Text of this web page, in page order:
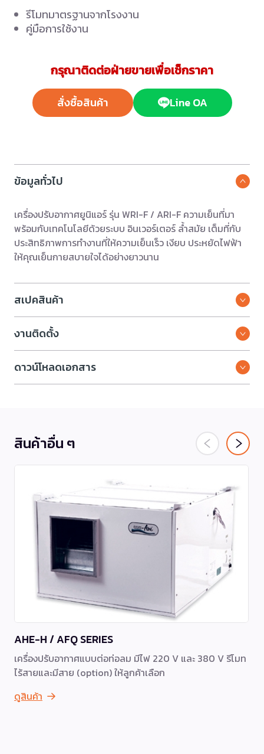
รีโมทมาตรฐานจากโรงงาน
คู่มือการใช้งาน
กรุณาติดต่อฝ่ายขายเพื่อเช็กราคา
สั่งซื้อสินค้า Line OA
ข้อมูลทั่วไป
เครื่องปรับอากาศยูนิแอร์ รุ่น WRI-F / ARI-F ความเย็นที่มา
พร้อมกับเทคโนโลยีด้วยระบบ อินเวอร์เตอร์ ล้ำสมัย เต็มที่กับ
ประสิทธิภาพการทำงานที่ให้ความเย็นเร็ว เงียบ ประหยัดไฟฟ้า
ให้คุณเย็นกายสบายใจได้อย่างยาวนาน
สเปคสินค้า
งานติดตั้ง
ดาวน์โหลดเอกสาร
สินค้าอื่น ๆ
AHE-H / AFQ SERIES
เครื่องปรับอากาศแบบต่อท่อลม มีไฟ 220 V และ 380 V รีโมท
ไร้สายและมีสาย (option) ให้ลูกค้าเลือก
ดูสินค้า